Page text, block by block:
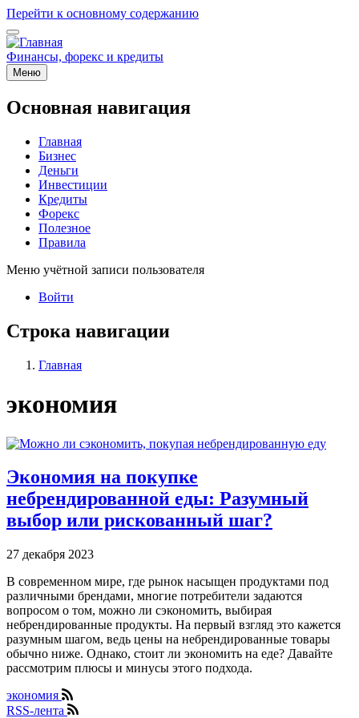
Перейти к основному содержанию
Финансы, форекс и кредиты
Меню
Основная навигация
Главная
Бизнес
Деньги
Инвестиции
Кредиты
Форекс
Полезное
Правила
Меню учётной записи пользователя
Войти
Строка навигации
Главная
экономия
Экономия на покупке
небрендированной еды: Разумный
выбор или рискованный шаг?
27 декабря 2023
В современном мире, где рынок насыщен продуктами под
различными брендами, многие потребители задаются
вопросом о том, можно ли сэкономить, выбирая
небрендированные продукты. На первый взгляд это кажется
разумным шагом, ведь цены на небрендированные товары
обычно ниже. Однако, стоит ли экономить на еде? Давайте
рассмотрим плюсы и минусы этого подхода.
экономия
RSS-лента